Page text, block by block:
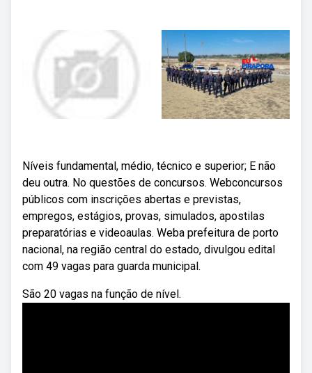
Níveis fundamental, médio, técnico e superior; E não
deu outra. No questões de concursos. Webconcursos
públicos com inscrições abertas e previstas,
empregos, estágios, provas, simulados, apostilas
preparatórias e videoaulas. Weba prefeitura de porto
nacional, na região central do estado, divulgou edital
com 49 vagas para guarda municipal.
São 20 vagas na função de nível.